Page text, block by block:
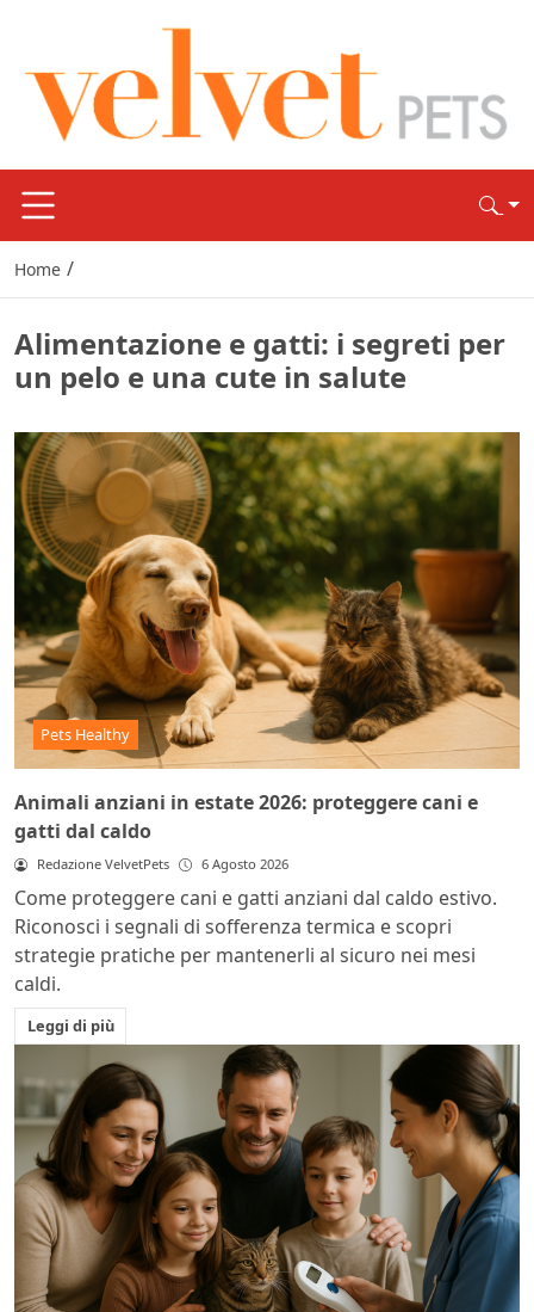
Home /
Alimentazione e gatti: i segreti per
un pelo e una cute in salute
Pets Healthy
Animali anziani in estate 2026: proteggere cani e
gatti dal caldo
Redazione VelvetPets 6 Agosto 2026
Come proteggere cani e gatti anziani dal caldo estivo.
Riconosci i segnali di sofferenza termica e scopri
strategie pratiche per mantenerli al sicuro nei mesi
caldi.
Leggi di più